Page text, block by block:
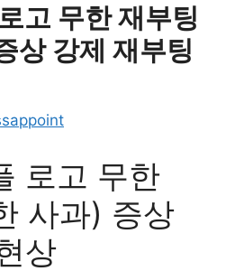
고 무한 재부팅
상 강제 재부팅
로고 무한
사과) 증상
상